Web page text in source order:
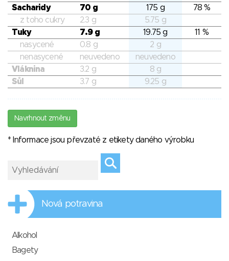
Sacharidy
70 g 175 g
78 %
z toho cukry
2.3 g
5.75 g
Tuky
7.9 g 19.75 g
11 %
nasycené
0.8 g
2 g
nenasycené
neuvedeno
neuvedeno
Vláknina
3.2 g
8 g
Sůl
3.7 g 9.25 g
Navrhnout změnu
* Informace jsou převzaté z etikety daného výrobku
Nová potravina
Alkohol
Bagety